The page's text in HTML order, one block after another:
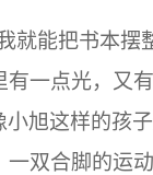
就能把书本摆
一点光，又
小旭这样的孩
一双合脚的运